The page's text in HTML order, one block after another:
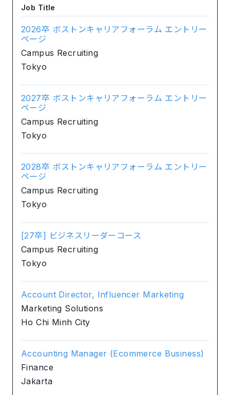
Job Title
2026卒 ボストンキャリアフォーラム エントリー
ページ
Campus Recruiting
Tokyo
2027卒 ボストンキャリアフォーラム エントリー
ページ
Campus Recruiting
Tokyo
2028卒 ボストンキャリアフォーラム エントリー
ページ
Campus Recruiting
Tokyo
[27卒] ビジネスリーダーコース
Campus Recruiting
Tokyo
Account Director, Influencer Marketing
Marketing Solutions
Ho Chi Minh City
Accounting Manager (Ecommerce Business)
Finance
Jakarta